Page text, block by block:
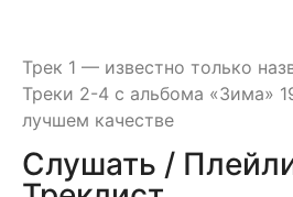
Трек 1 — известно только
Треки 2-4 с альбома «Зима»
лучшем качестве
Слушать /